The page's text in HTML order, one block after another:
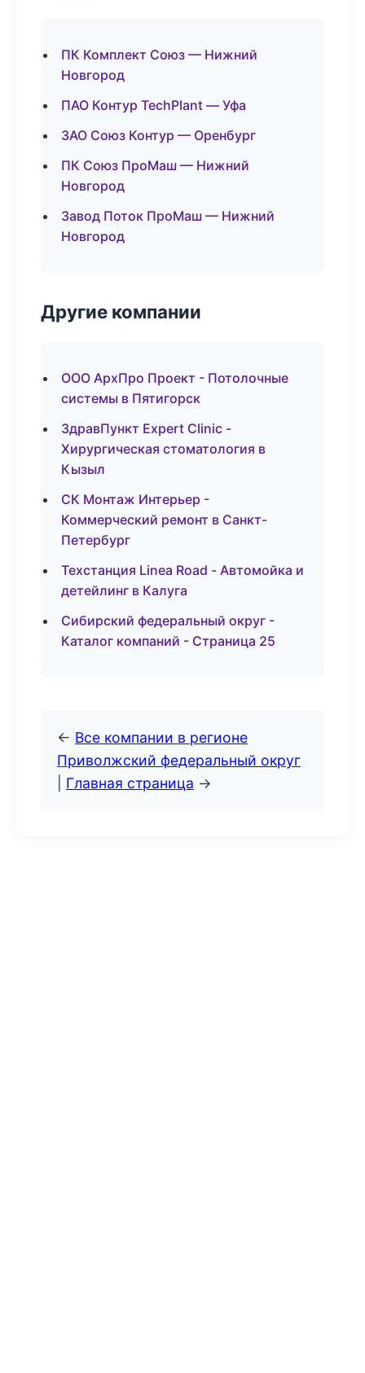
ПК Комплект Союз — Нижний
Новгород
ПАО Контур TechPlant — Уфа
ЗАО Союз Контур — Оренбург
ПК Союз ПроМаш — Нижний
Новгород
Завод Поток ПроМаш — Нижний
Новгород
Другие компании
ООО АрхПро Проект - Потолочные
системы в Пятигорск
ЗдравПункт Expert Clinic -
Хирургическая стоматология в
Кызыл
СК Монтаж Интерьер -
Коммерческий ремонт в Санкт-
Петербург
Техстанция Linea Road - Автомойка и
детейлинг в Калуга
Сибирский федеральный округ -
Каталог компаний - Страница 25
← Все компании в регионе
Приволжский федеральный округ
Главная страница →